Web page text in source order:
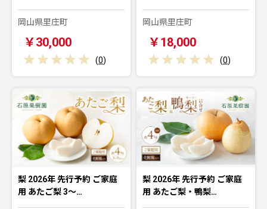
岡山県里庄町
￥30,000
(0)
岡山県里庄町
￥18,000
(0)
梨 2026年 先行予約 ご家庭
用 あたご梨 3～…
梨 2026年 先行予約 ご家庭
用 あたご梨・鴨梨…